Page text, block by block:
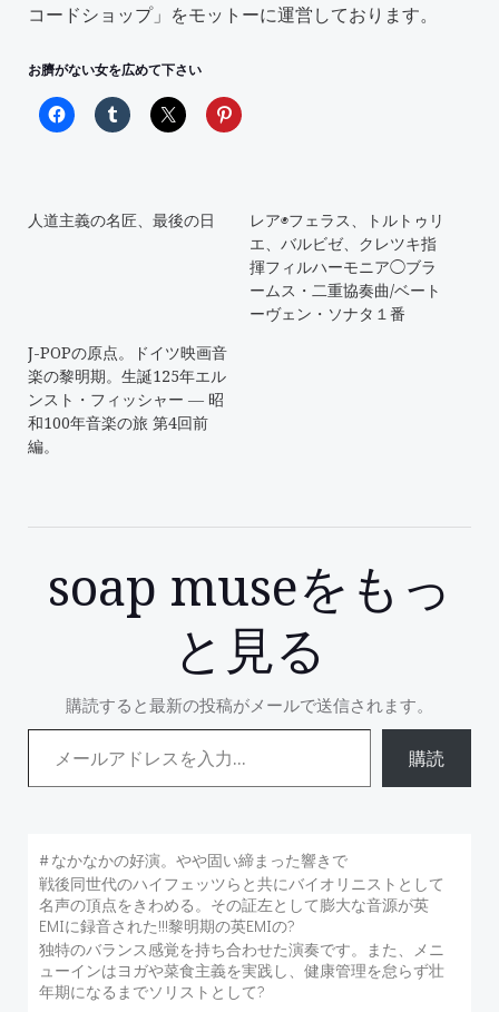
コードショップ」をモットーに運営しております。
お臍がない女を広めて下さい
人道主義の名匠、最後の日
レア◉フェラス、トルトゥリ
エ、バルビゼ、クレツキ指
揮フィルハーモニア◯ブラ
ームス・二重協奏曲/ベート
ーヴェン・ソナタ１番
J-POPの原点。ドイツ映画音
楽の黎明期。生誕125年エル
ンスト・フィッシャー ― 昭
和100年音楽の旅 第4回前
編。
soap museをもっ
と見る
購読すると最新の投稿がメールで送信されます。
メールアドレスを入力...
購読
#なかなかの好演。やや固い締まった響きで
戦後同世代のハイフェッツらと共にバイオリニストとして
名声の頂点をきわめる。その証左として膨大な音源が英
EMIに録音された!!!黎明期の英EMIの?
独特のバランス感覚を持ち合わせた演奏です。また、メニ
ューインはヨガや菜食主義を実践し、健康管理を怠らず壮
年期になるまでソリストとして?